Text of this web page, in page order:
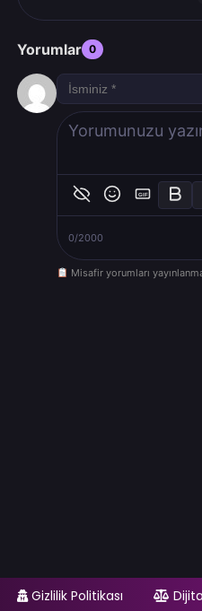
Yorumlar 0
GIF
0/2000
Misafir yorumları
Gizlilik Politikası